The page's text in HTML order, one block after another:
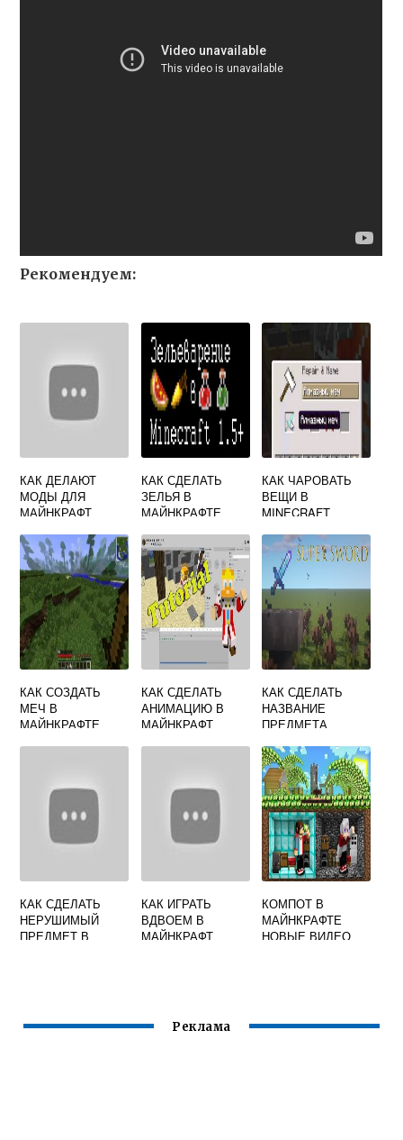
Рекомендуем:
КАК ДЕЛАЮТ
МОДЫ ДЛЯ
МАЙНКРАФТ
КАК СДЕЛАТЬ
ЗЕЛЬЯ В
МАЙНКРАФТЕ
КАК ЧАРОВАТЬ
ВЕЩИ В
MINECRAFT
КАК СОЗДАТЬ
МЕЧ В
МАЙНКРАФТЕ
КАК СДЕЛАТЬ
АНИМАЦИЮ В
МАЙНКРАФТ
КАК СДЕЛАТЬ
НАЗВАНИЕ
ПРЕДМЕТА
МАЙНКРАФТ НА
СЕРВЕРЕ
КАК СДЕЛАТЬ
НЕРУШИМЫЙ
ПРЕДМЕТ В
КАК ИГРАТЬ
ВДВОЕМ В
МАЙНКРАФТ
КОМПОТ В
МАЙНКРАФТЕ
НОВЫЕ ВИДЕО
Реклама